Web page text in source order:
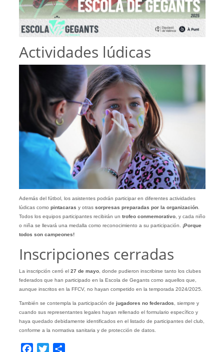
Actividades lúdicas
Además del fútbol, los asistentes podrán participar en diferentes actividades
lúdicas como pintacaras y otras sorpresas preparadas por la organización.
Todos los equipos participantes recibirán un trofeo conmemorativo, y cada niño
o niña se llevará una medalla como reconocimiento a su participación. ¡Porque
todos son campeones!
Inscripciones cerradas
La inscripción cerró el 27 de mayo, donde pudieron inscribirse tanto los clubes
federados que han participado en la Escola de Gegants como aquellos que,
aunque inscritos en la FFCV, no hayan competido en la temporada 2024/2025.
También se contempla la participación de jugadores no federados, siempre y
cuando sus representantes legales hayan rellenado el formulario específico y
haya quedado debidamente identificados en el listado de participantes del club,
conforme a la normativa sanitaria y de protección de datos.
Facebook
Twitter